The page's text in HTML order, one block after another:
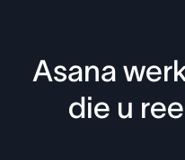
Asana
die u